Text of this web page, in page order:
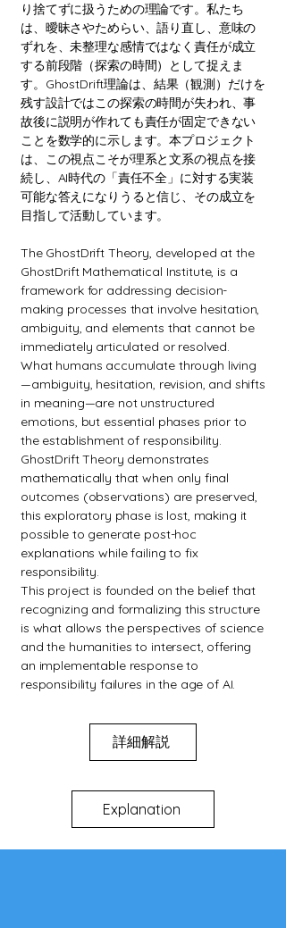
り捨てずに扱うための理論です。私たち
は、曖昧さやためらい、語り直し、意味の
ずれを、未整理な感情ではなく責任が成立
する前段階（探索の時間）として捉えま
す。GhostDrift理論は、結果（観測）だけを
残す設計ではこの探索の時間が失われ、事
故後に説明が作れても責任が固定できない
ことを数学的に示します。本プロジェクト
は、この視点こそが理系と文系の視点を接
続し、AI時代の「責任不全」に対する実装
可能な答えになりうると信じ、その成立を
目指して活動しています。
The GhostDrift Theory, developed at the
GhostDrift Mathematical Institute, is a
framework for addressing decision-
making processes that involve hesitation,
ambiguity, and elements that cannot be
immediately articulated or resolved.
What humans accumulate through living
—ambiguity, hesitation, revision, and shifts
in meaning—are not unstructured
emotions, but essential phases prior to
the establishment of responsibility.
GhostDrift Theory demonstrates
mathematically that when only final
outcomes (observations) are preserved,
this exploratory phase is lost, making it
possible to generate post-hoc
explanations while failing to fix
responsibility.
This project is founded on the belief that
recognizing and formalizing this structure
is what allows the perspectives of science
and the humanities to intersect, offering
an implementable response to
responsibility failures in the age of AI.
詳細解説
Explanation